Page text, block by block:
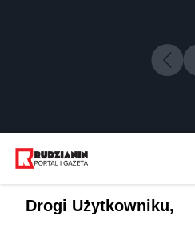
Drogi Użytkowniku,